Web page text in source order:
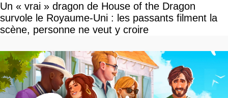
Un « vrai » dragon de House of the Dragon
survole le Royaume-Uni : les passants filment la
scène, personne ne veut y croire